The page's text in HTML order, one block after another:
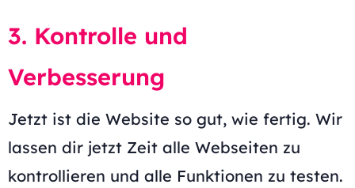
3. Kontrolle und
Verbesserung
Jetzt ist die Website so gut, wie fertig. Wir
lassen dir jetzt Zeit alle Webseiten zu
kontrollieren und alle Funktionen zu testen.